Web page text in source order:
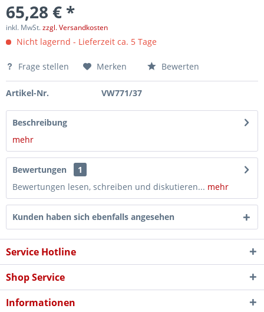
65,28 € *
inkl. MwSt.zzgl. Versandkosten
Nicht lagernd - Lieferzeit ca. 5 Tage
Frage stellen Merken Bewerten
Artikel-Nr. VW771/37
Beschreibung
mehr
Bewertungen
1
Bewertungen lesen, schreiben und diskutieren... mehr
Kunden haben sich ebenfalls angesehen
Service Hotline
Shop Service
Informationen